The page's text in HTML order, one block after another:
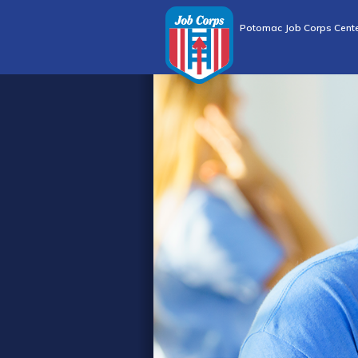
Potomac Job Corps